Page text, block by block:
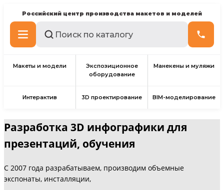
Российский центр производства макетов и моделей
Макеты и модели
Экспозиционное
оборудование
Манекены и муляжи
Интерактив 3D проектирование BIM-моделирование
Разработка 3D инфографики для
презентаций, обучения
С 2007 года разрабатываем, производим объемные
экспонаты, инсталляции,